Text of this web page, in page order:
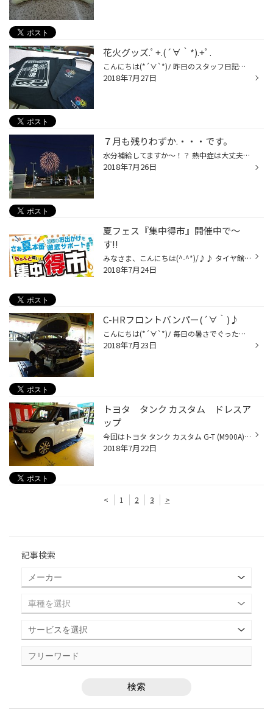
花火グッズ.ﾟ+.(´∀｀*).+ﾟ.
こんにちは(*´∀`*)ﾉ 昨日のスタッフ日記に続いて今日も花火日記です。 毎年発売される長岡花火グッズが楽しみな私♪ 今年はこれをチョイス(*˘︶˘*).:*♡ 黒のTシャツとキラキラ花火トートバックに 花火マフラータオル(*´∀｀*)ﾉ｡+ﾟ *｡ ついつい黒いものに惹かれます!! 気がついたら全部黒でした(*´艸`*...
2018年7月27日
７月も残りわずか.・・・です。
水分補給してますか～！？ 熱中症は大丈夫ですか？ 今日もピット作業で汗だくです。 話は変わりますが・・８/２(木)・３(金)と長岡まつり大花火大会が開催されます。 今日の新聞折り込みに「長岡まつり花火目録」が入ってきました。今年は、長岡開府４００年だそうです。 長岡花火ではありませんが...
2018年7月26日
夏フェス『集中得市』開催中で～
す!!
みなさま、こんにちは(^-^*)/♪♪ タイヤ館長岡西オリジナルイベントも無事終了致しました。 イベントには多くのお客様よりご来店、ご購入頂き誠に有難う御座いました。 また、来年もお得な夏の足廻りイベントを開催したいと思います。 みなさま、その際はまたヨロシクおねがいいします㋧ またまたで...
2018年7月24日
C-HRフロントバンパー(´∀｀)♪
こんにちは(*´∀`*)ﾉ 毎日の暑さでぐったりしてませんかぁ？ 私は暑くても食欲モリモリで困ってます(´Д｀)...｡oо○ 毎日暑いですがしっかり食べて今週も頑張りましょう！！ そんな今日は先日2か月お待ちいただいてやっと 取り付けできたC-HRのフロントバンパーの紹介です♪♪ まずは純正のフロントバン...
2018年7月23日
トヨタ タンク カスタム ドレスア
ップ
今回はトヨタ タンク カスタム G-T (M900A)のドレスアップ紹介です。 ノーマルのタンク カスタム ここからドレスアップ スタート!! 最初は車高のローダウン TEIN FLEX Z取付フロント取付 画像ｺｺﾃﾞひとてま・・次回の車高調整がらくな様に，むきだしのネジ部にテーピング。 これで砂利やサビなどか...
2018年7月22日
< 1 2 3 >
記事検索